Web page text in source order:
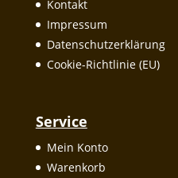
Kontakt
Impressum
Datenschutzerklärung
Cookie-Richtlinie (EU)
Service
Mein Konto
Warenkorb